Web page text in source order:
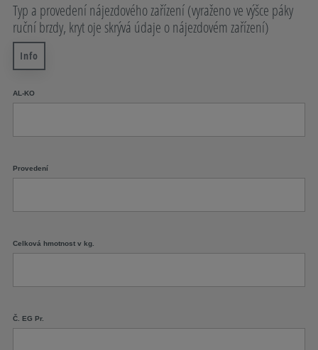
Typ a provedení nájezdového zařízení (vyraženo ve výšce páky
ruční brzdy, kryt oje skrývá údaje o nájezdovém zařízení)
Info
AL-KO
Provedení
Celková hmotnost v kg.
Č. EG Pr.